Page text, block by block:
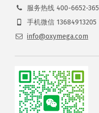
服务热线 400-6652-365
手机微信 13684913205
info@oxymega.com